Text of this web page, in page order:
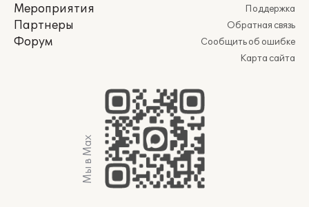
Мероприятия
Партнеры
Форум
Поддержка
Обратная связь
Сообщить об ошибке
Карта сайта
Мы в Max